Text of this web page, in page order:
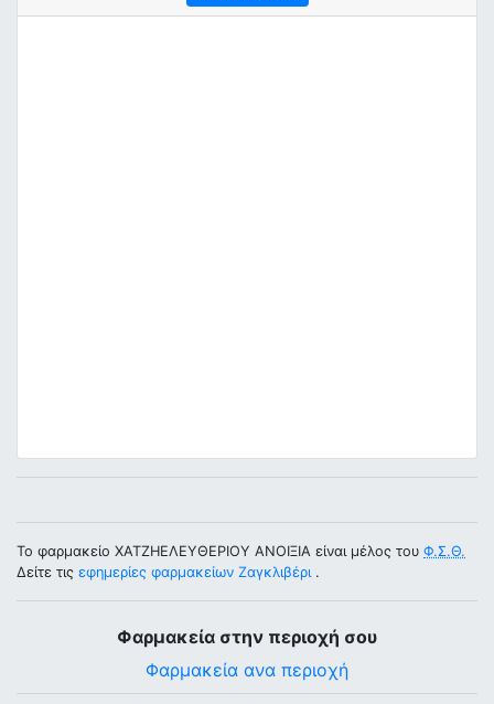
Το φαρμακείο ΧΑΤΖΗΕΛΕΥΘΕΡΙΟΥ ΑΝΟΙΞΙΑ είναι μέλος του Φ.Σ.Θ.
Δείτε τις εφημερίες φαρμακείων Ζαγκλιβέρι.
Φαρμακεία στην περιοχή σου
Φαρμακεία ανα περιοχή